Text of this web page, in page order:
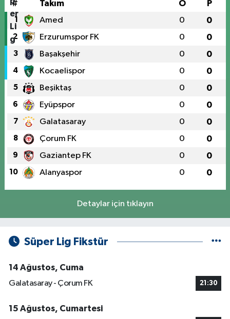
# Takım O P
1 Amed 0 0
2 Erzurumspor FK 0 0
3 Başakşehir 0 0
4 Kocaelispor 0 0
5 Beşiktaş 0 0
6 Eyüpspor 0 0
7 Galatasaray 0 0
8 Çorum FK 0 0
9 Gaziantep FK 0 0
10 Alanyaspor 0 0
Detaylar için tıklayın
Süper Lig Fikstür
14 Ağustos, Cuma
Galatasaray - Çorum FK
21:30
15 Ağustos, Cumartesi